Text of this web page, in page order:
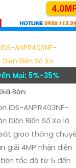
ANPR403NF-
Biển Số Xe
Mại: 5%-35%
Bán:
iDS-ANPR403NF-
Diện Biển Số Xe là
giao thông
giải 4MP nhận diện
tốc độ từ 5 đến